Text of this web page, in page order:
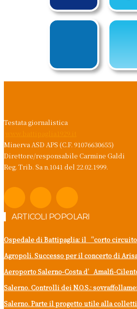
Testata giornalistica
Minerva ASD APS (C.F. 91076630655)
Direttore/responsabile Carmine Galdi
Reg. Trib. Sa n.1041 del 22.02.1999.
ARTICOLI POPOLARI
Ospedale di Battipaglia: il “corto
Agropoli. Successo per il concerto di
Aeroporto Salerno-Costa d’Amalfi-
Salerno. Controlli dei N.O.S.:
Salerno. Parte il progetto utile alla